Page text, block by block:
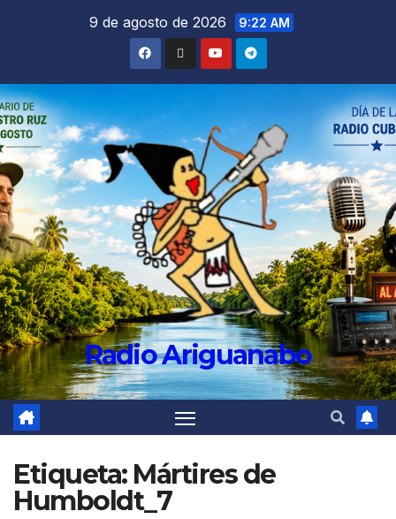
9 de agosto de 2026 9:22 AM
Radio Ariguanabo
Etiqueta: Mártires de
Humboldt_7